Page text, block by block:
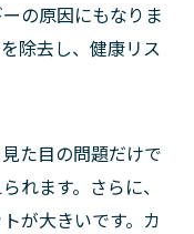
の原因にもなりま
除去し、健康リス
た目の問題だけで
れます。さらに、
が大きいです。カ